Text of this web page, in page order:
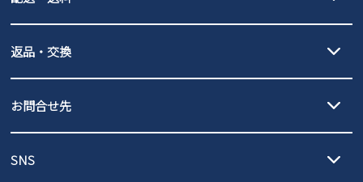
北海道・本州・四国・九州…550円
3,980円（税込）以上お買い上げで送料無料
発送日・送料詳細については
ご利用ください。
全国一律…220円（税込）
発送日・送料詳細についてはご利用ガイドを
ご利用ください。
返品・交換
の片道無料サービスを実施中！
ントとしても安心してご利用いただけるよう、サイズ交換の受付期
お問合せ先
営業時間：11時～17時
SNS